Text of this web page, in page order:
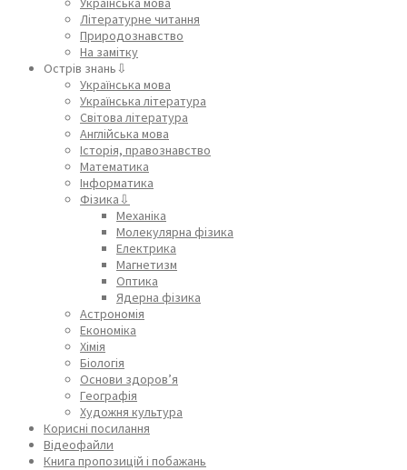
Літературне читання
Природознавство
На замітку
Острів знань⇩
Українська мова
Українська література
Світова література
Англійська мова
Історія, правознавство
Математика
Інформатика
Фізика⇩
Механіка
Молекулярна фізика
Електрика
Магнетизм
Оптика
Ядерна фізика
Астрономія
Економіка
Хімія
Біологія
Основи здоров’я
Географія
Художня культура
Корисні посилання
Відеофайли
Книга пропозицій і побажань